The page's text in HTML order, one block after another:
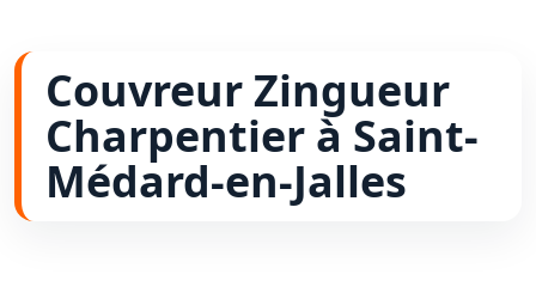
Couvreur Zingueur
Charpentier à Saint-
Médard-en-Jalles